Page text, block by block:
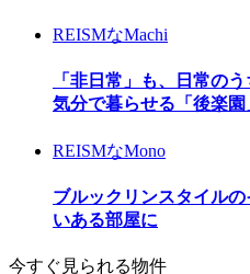
REISMなMachi
「非日常」も、日常の
気分で暮らせる「後楽園
REISMなMono
ブルックリンスタイル
いある部屋に
今すぐ見られる物件